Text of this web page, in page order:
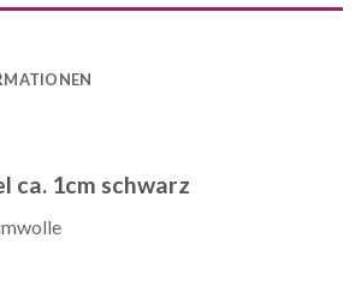
ca. 1cm schwarz